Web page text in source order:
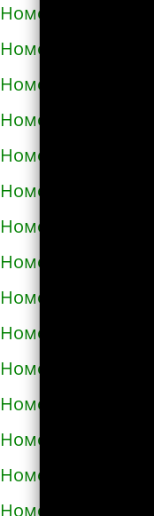
Номера
Номера
Номера
Номера
Номера
Номера
Номера
Номера
Номера
Номера
Номера
Номера
Номера
Номера
Номера